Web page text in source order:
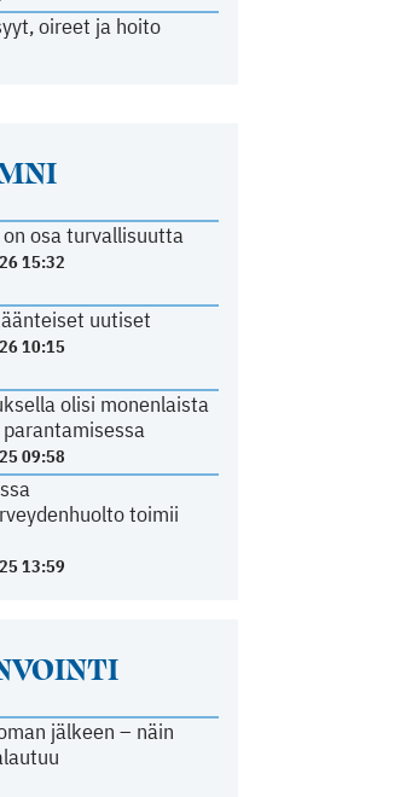
oireet ja hoito
on osa turvallisuutta
15:32
uutiset
10:15
olisi monenlaista
09:58
toimii
13:59
jälkeen – näin